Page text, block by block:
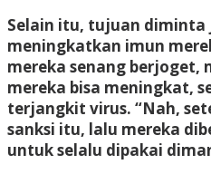
Selain itu, tujuan
meningkatkan imun
mereka senang berjoget,
mereka bisa meningkat,
terjangkit virus. “Nah,
sanksi itu, lalu mereka
untuk selalu dipakai